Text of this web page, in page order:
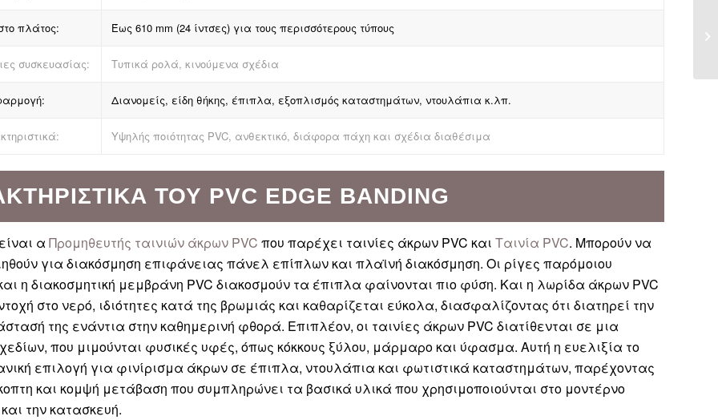
πλάτος: Έως 610 mm (24 ίντσες) για τους περισσότερους τύπους
συσκευασίας: Τυπικά ρολά, κινούμενα σχέδια
Διανομείς, είδη θήκης, έπιπλα, εξοπλισμός καταστημάτων, ντουλάπια κ.λπ.
Υψηλής ποιότητας PVC, ανθεκτικό, διάφορα πάχη και σχέδια διαθέσιμα
ΤΟΥ PVC EDGE BANDING
α Προμηθευτής ταινιών άκρων PVC που παρέχει ταινίες άκρων PVC και Ταινία PVC. Μπορούν να
για διακόσμηση επιφάνειας πάνελ επίπλων και πλαϊνή διακόσμηση. Οι ρίγες παρόμοιου
η διακοσμητική μεμβράνη PVC διακοσμούν τα έπιπλα φαίνονται πιο φύση. Και η λωρίδα άκρων PVC
στο νερό, ιδιότητες κατά της βρωμιάς και καθαρίζεται εύκολα, διασφαλίζοντας ότι διατηρεί την
της ενάντια στην καθημερινή φθορά. Επιπλέον, οι ταινίες άκρων PVC διατίθενται σε μια
που μιμούνται φυσικές υφές, όπως κόκκους ξύλου, μάρμαρο και ύφασμα. Αυτή η ευελιξία το
επιλογή για φινίρισμα άκρων σε έπιπλα, ντουλάπια και φωτιστικά καταστημάτων, παρέχοντας
και κομψή μετάβαση που συμπληρώνει τα βασικά υλικά που χρησιμοποιούνται στο μοντέρνο
την κατασκευή.